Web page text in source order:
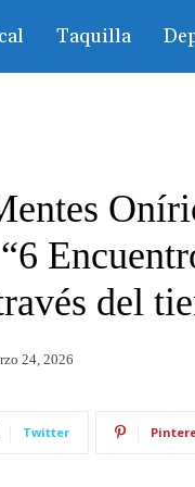
Taquilla
del
24, 2026
Twitter